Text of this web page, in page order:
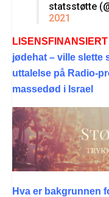
statsstøtte
2021
LISENSFINA
jødehat – ville slette
uttalelse på Radio-
massedød i Israel
Hva er bakgrunnen